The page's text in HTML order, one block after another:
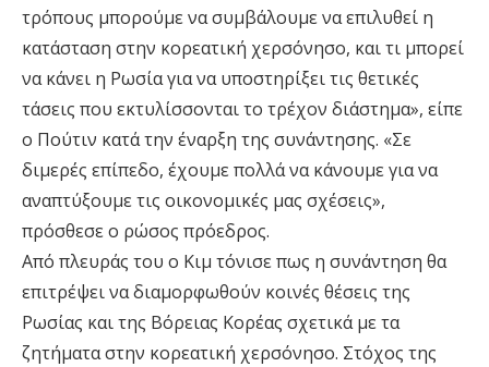
τρόπους μπορούμε να συμβάλουμε να επιλυθεί η
κατάσταση στην κορεατική χερσόνησο, και τι μπορεί
να κάνει η Ρωσία για να υποστηρίξει τις θετικές
τάσεις που εκτυλίσσονται το τρέχον διάστημα», είπε
ο Πούτιν κατά την έναρξη της συνάντησης. «Σε
διμερές επίπεδο, έχουμε πολλά να κάνουμε για να
αναπτύξουμε τις οικονομικές μας σχέσεις»,
πρόσθεσε ο ρώσος πρόεδρος.
Από πλευράς του ο Κιμ τόνισε πως η συνάντηση θα
επιτρέψει να διαμορφωθούν κοινές θέσεις της
Ρωσίας και της Βόρειας Κορέας σχετικά με τα
ζητήματα στην κορεατική χερσόνησο. Στόχος της